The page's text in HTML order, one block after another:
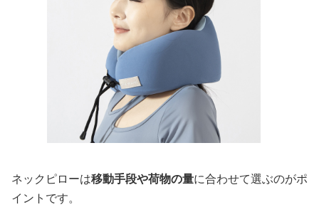
ネックピローは移動手段や荷物の量に合わせて選ぶのがポ
イントです。